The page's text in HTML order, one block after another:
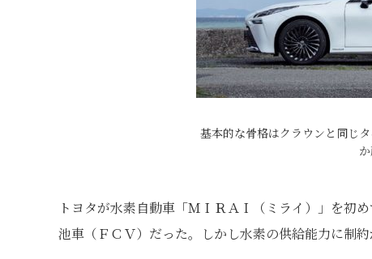
基本的な骨格はクラウンと同じ
トヨタが水素自動車「ＭＩＲＡＩ（ミライ）」を初
池車（ＦＣＶ）だった。しかし水素の供給能力に制